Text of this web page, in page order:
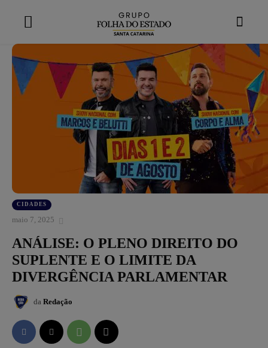
CIDADES
maio 7, 2025
ANÁLISE: O PLENO DIREITO DO
SUPLENTE E O LIMITE DA
DIVERGÊNCIA PARLAMENTAR
da Redação